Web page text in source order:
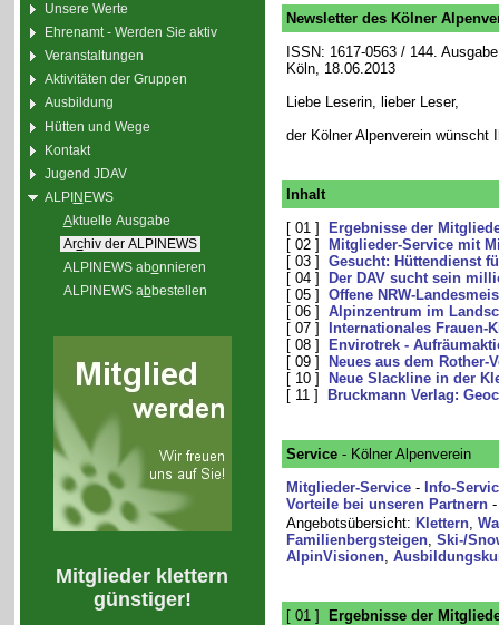
Unsere Werte
Ehrenamt - Werden Sie aktiv
Veranstaltungen
Aktivitäten der Gruppen
Ausbildung
Hütten und Wege
Kontakt
Jugend JDAV
ALPINEWS
Aktuelle Ausgabe
Archiv der ALPINEWS
ALPINEWS abonnieren
ALPINEWS abbestellen
Mitglieder klettern
günstiger!
Newsletter des Kölner
ISSN: 1617-0563 / 144.
Köln, 18.06.2013
Liebe Leserin, lieber Leser,
der Kölner Alpenverein wünscht
Inhalt
[ 01 ]
Ergebnisse der
[ 02 ]
Mitglieder-Service mit
[ 03 ] Gesucht: Hüttendienst
[ 04 ]
Der DAV sucht sein
[ 05 ] Offene NRW-
[ 06 ] Alpinzentrum im
[ 07 ]
Internationales Frauen-
[ 08 ]
Envirotrek -
[ 09 ]
Neues aus dem Rother-
[ 10 ]
Neue Slackline in der
[ 11 ]
Bruckmann Verlag:
Service- Kölner Alpenverein
Mitglieder-Service- Info-
Vorteile bei unseren Partnern
Angebotsübersicht: Klettern,
Familienbergsteigen, Ski-/
AlpinVisionen,
[ 01 ]
Ergebnisse der